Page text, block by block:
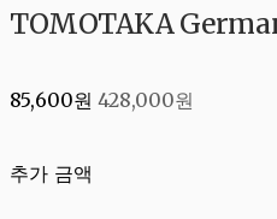
TOMOTAKA
85,600원 428,000원
추가 금액